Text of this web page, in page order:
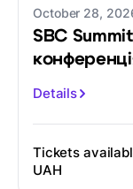
October 28,
SBC
Details
Tickets
UAH